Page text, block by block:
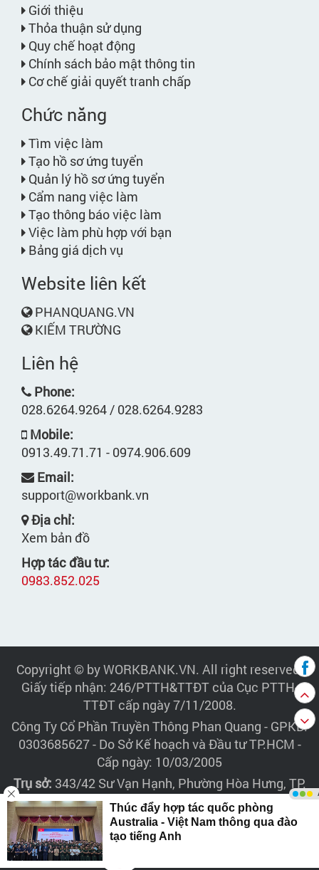
Giới thiệu
Thỏa thuận sử dụng
Quy chế hoạt động
Chính sách bảo mật thông tin
Cơ chế giải quyết tranh chấp
Chức năng
Tìm việc làm
Tạo hồ sơ ứng tuyển
Quản lý hồ sơ ứng tuyển
Cẩm nang việc làm
Tạo thông báo việc làm
Việc làm phù hợp với bạn
Bảng giá dịch vụ
Website liên kết
PHANQUANG.VN
KIẾM TRƯỜNG
Liên hệ
Phone:
028.6264.9264 / 028.6264.9283
Mobile:
0913.49.71.71 - 0974.906.609
Email:
support@workbank.vn
Địa chỉ:
Xem bản đồ
Hợp tác đầu tư:
0983.852.025
Copyright © by WORKBANK.VN. All right reserved.
Giấy tiếp nhận: 246/PTTH&TTĐT của Cục PTTH-
TTĐT cấp ngày 7/11/2008.
Công Ty Cổ Phần Truyền Thông Phan Quang - GPKD:
0303685627 - Do Sở Kế hoạch và Đầu tư TP.HCM -
Cấp ngày: 10/03/2005
Trụ sở: 343/42 Sư Vạn Hạnh, Phường Hòa Hưng, TP.
HCM - Điện thoại: 028.6264.9264 - 028.6264.9283